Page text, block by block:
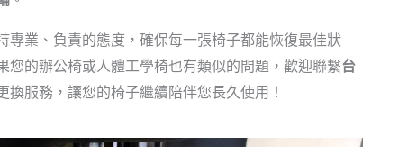
專業、負責的態度，確保每一張椅子都能恢復最佳狀
您的辦公椅或人體工學椅也有類似的問題，歡迎聯繫台
服務，讓您的椅子繼續陪伴您長久使用！